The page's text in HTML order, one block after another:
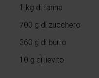
1 kg di farina
700 g di zucchero
360 g di burro
10 g di lievito